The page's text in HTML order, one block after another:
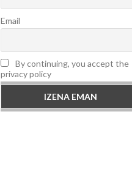
Email
By continuing, you accept the
privacy policy